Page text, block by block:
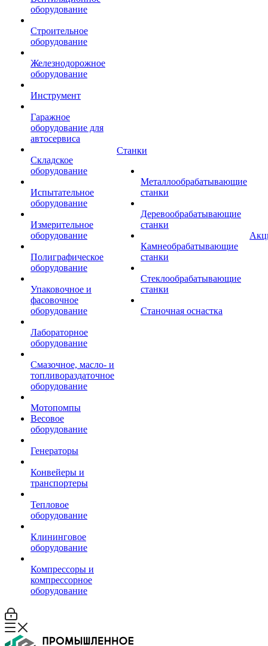
оборудование
Строительное
оборудование
Железнодорожное
оборудование
Инструмент
Гаражное
оборудование для
автосервиса
Складское
оборудование
Испытательное
оборудование
Измерительное
оборудование
Полиграфическое
оборудование
Упаковочное и
фасовочное
оборудование
Лабораторное
оборудование
Смазочное, масло- и
топливораздаточное
оборудование
Мотопомпы
Весовое
оборудование
Генераторы
Конвейеры и
транспортеры
Тепловое
оборудование
Клининговое
оборудование
Компрессоры и
компрессорное
оборудование
Станки
Металлообрабатывающие
станки
Деревообрабатывающие
станки
Камнеобрабатывающие
станки
Стеклообрабатывающие
станки
Станочная оснастка